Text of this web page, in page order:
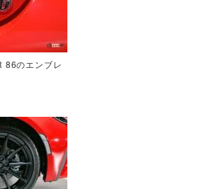
86のエンブレ